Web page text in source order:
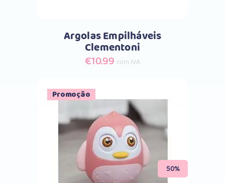
Argolas Empilháveis
Clementoni
€10.99 com IVA
Promoção
50%
Comprar